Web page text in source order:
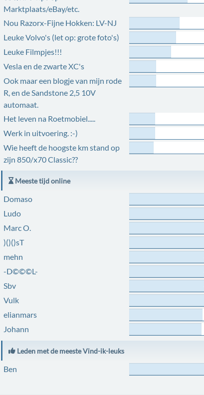
Marktplaats/eBay/etc.
Nou Razorx-Fijne Hokken: LV-NJ
Leuke Volvo's (let op: grote foto's)
Leuke Filmpjes!!!
Vesla en de zwarte XC's
Ook maar een blogje van mijn rode
R, en de Sandstone 2,5 10V
automaat.
Het leven na Roetmobiel.....
Werk in uitvoering. :-)
Wie heeft de hoogste km stand op
zijn 850/x70 Classic??
Meeste tijd online
Domaso
Ludo
Marc O.
)()()sT
mehn
-D©©©L-
Sbv
Vulk
elianmars
Johann
Leden met de meeste Vind-ik-leuks
Ben